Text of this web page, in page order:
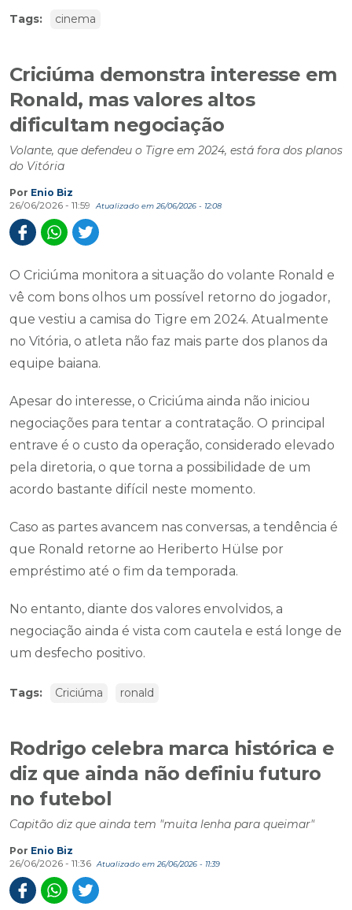
Tags: cinema
Criciúma demonstra interesse em
Ronald, mas valores altos
dificultam negociação
Volante, que defendeu o Tigre em 2024, está fora dos planos
do Vitória
Por Enio Biz
26/06/2026 - 11:59
Atualizado em 26/06/2026 - 12:08
O Criciúma monitora a situação do volante Ronald e
vê com bons olhos um possível retorno do jogador,
que vestiu a camisa do Tigre em 2024. Atualmente
no Vitória, o atleta não faz mais parte dos planos da
equipe baiana.
Apesar do interesse, o Criciúma ainda não iniciou
negociações para tentar a contratação. O principal
entrave é o custo da operação, considerado elevado
pela diretoria, o que torna a possibilidade de um
acordo bastante difícil neste momento.
Caso as partes avancem nas conversas, a tendência é
que Ronald retorne ao Heriberto Hülse por
empréstimo até o fim da temporada.
No entanto, diante dos valores envolvidos, a
negociação ainda é vista com cautela e está longe de
um desfecho positivo.
Tags: Criciúma ronald
Rodrigo celebra marca histórica e
diz que ainda não definiu futuro
no futebol
Capitão diz que ainda tem "muita lenha para queimar"
Por Enio Biz
26/06/2026 - 11:36
Atualizado em 26/06/2026 - 11:39